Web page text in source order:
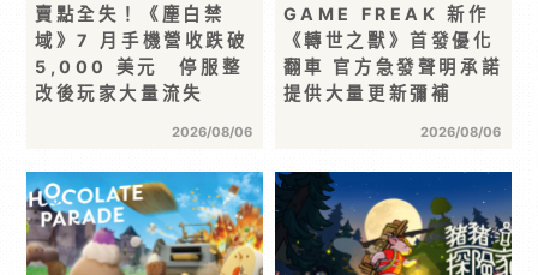
賣點全失！《塵白禁
域》7 月手機營收跌破
5,000 美元 停服整
改後玩家大量流失
2026/08/06
GAME FREAK 新作
《轉世之獸》首發優化
翻車 官方急發聲明承諾
提供大量更新彌補
2026/08/06